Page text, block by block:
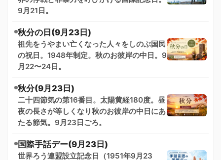
9月21日。
秋分の日(9月23日)
祖先をうやまい亡くなった人々をしのぶ国民
の祝日。1948年制定。秋のお彼岸の中日。9
月22〜24日。
秋分(9月23日)
二十四節気の第16番目。太陽黄経180度。昼
夜の長さが等しくなり秋のお彼岸の中日にあ
たる節気。9月23日ごろ。
国際手話デー(9月23日)
世界ろう連盟設立記念日（1951年9月23